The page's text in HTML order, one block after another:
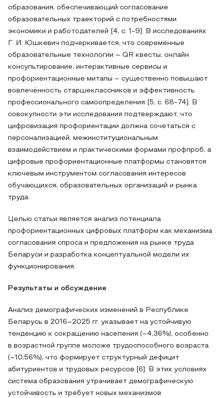
образования, обеспечивающий согласование
образовательных траекторий с потребностями
экономики и работодателей [4, с. 1-9]. В исследованиях
Г. И. Юшкевич подчеркивается, что современные
образовательные технологии – QR квесты, онлайн
консультирование, интерактивные сервисы и
профориентационные митапы – существенно повышают
вовлечённость старшеклассников и эффективность
профессионального самоопределения [5, с. 68-74]. В
совокупности эти исследования подтверждают, что
цифровизация профориентации должна сочетаться с
персонализацией, межинституциональным
взаимодействием и практическими формами профпроб, а
цифровые профориентационные платформы становятся
ключевым инструментом согласования интересов
обучающихся, образовательных организаций и рынка
труда.
Целью статьи является анализ потенциала
профориентационных цифровых платформ как механизма
согласования спроса и предложения на рынке труда
Беларуси и разработка концептуальной модели их
функционирования.
Результаты и обсуждение
Анализ демографических изменений в Республике
Беларусь в 2016–2025 гг. указывает на устойчивую
тенденцию к сокращению населения (–4,36%), особенно
в возрастной группе моложе трудоспособного возраста
(–10,56%), что формирует структурный дефицит
абитуриентов и трудовых ресурсов [6]. В этих условиях
система образования утрачивает демографическую
устойчивость и требует новых механизмов